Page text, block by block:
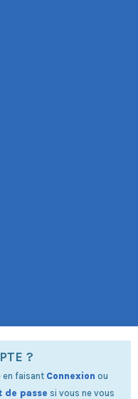
?
en faisant Connexion ou
de passe si vous ne vous